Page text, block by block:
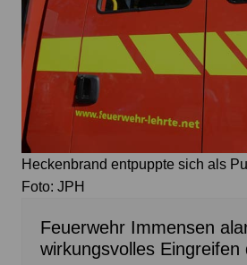
Heckenbrand entpuppte sich als
Foto: JPH
Feuerwehr Immensen
wirkungsvolles Eingreifen